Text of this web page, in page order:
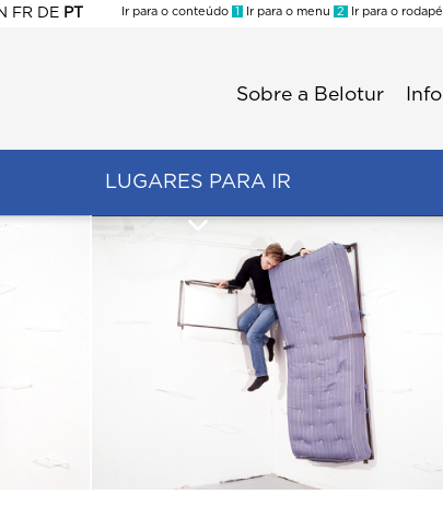
FR DE PT
Ir para o conteúdo 1 Ir para o menu 2 Ir para o rodapé
Sobre a Belotur
LUGARES PARA IR